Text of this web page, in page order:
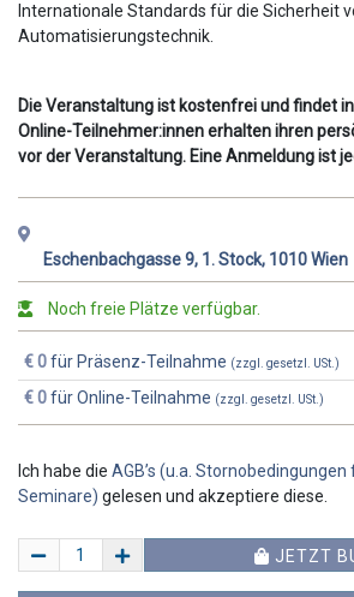
Internationale Standards für die Sicherheit
Automatisierungstechnik.
Die Veranstaltung ist kostenfrei und findet
Online-Teilnehmer:innen erhalten ihren
vor der Veranstaltung. Eine Anmeldung ist
Eschenbachgasse 9, 1. Stock, 1010 Wien
Noch freie Plätze verfügbar.
€ 0für Präsenz-Teilnahme (zzgl. gesetzl. USt.)
€ 0für Online-Teilnahme (zzgl. gesetzl. USt.)
Ich habe die AGB’s (u.a. Stornobedingungen
Seminare) gelesen und akzeptiere diese.
JETZT